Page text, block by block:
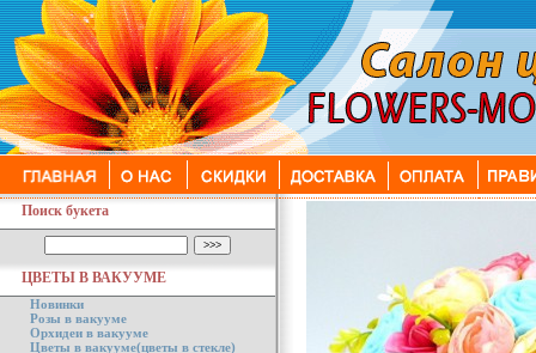
Поиск букета
ЦВЕТЫ В ВАКУУМЕ
Новинки
Розы в вакууме
Орхидеи в вакууме
Цветы в вакууме(цветы в стекле)